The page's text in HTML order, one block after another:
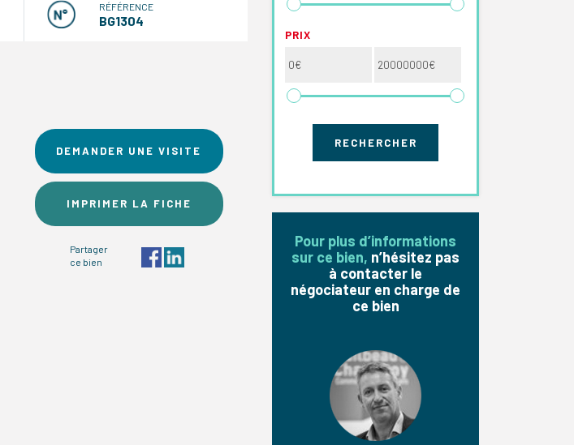
RÉFÉRENCE
BG1304
DEMANDER UNE VISITE
IMPRIMER LA FICHE
Partager
ce bien
PRIX
Pour plus d’informations
sur ce bien, n’hésitez pas
à contacter le
négociateur en charge de
ce bien